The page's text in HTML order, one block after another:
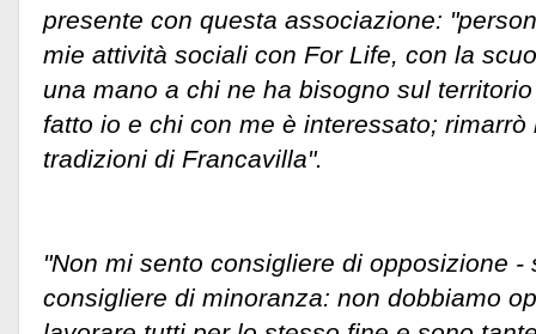
presente con questa associazione:
mie attività sociali con For Life, con la
una mano a chi ne ha bisogno sul
fatto io e chi con me è interessato;
tradizioni di Francavilla".
"Non mi sento consigliere di opposizione -
consigliere di minoranza: non dobbiamo